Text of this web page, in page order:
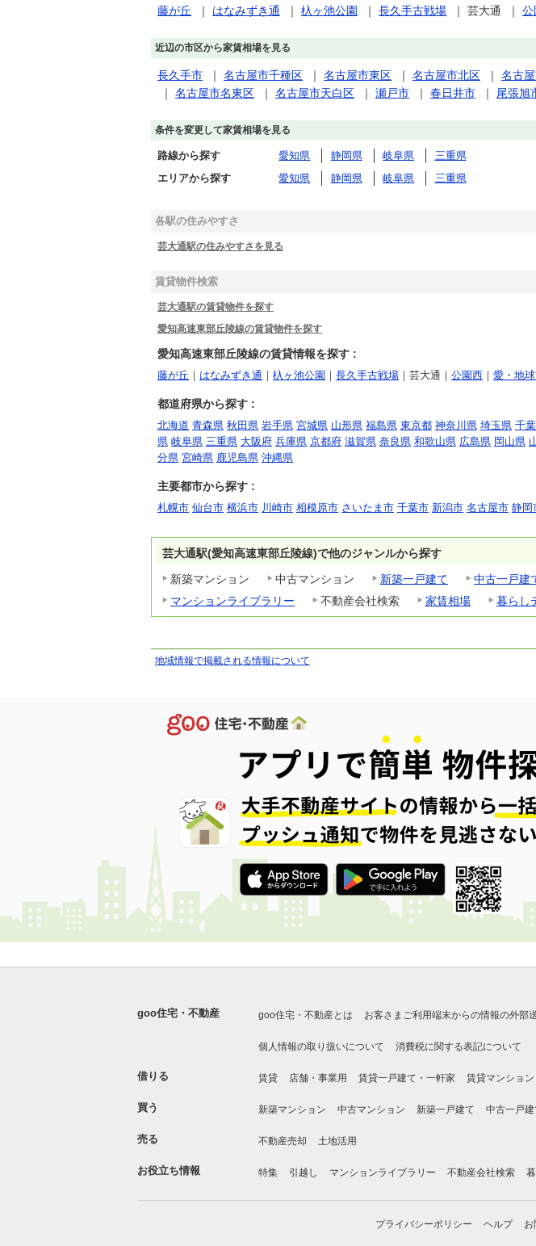
藤が丘 ｜ はなみずき通 ｜ 杁ヶ池公園 ｜ 長久手古戦場 ｜ 芸大通 ｜ 公
近辺の市区から家賃相場を見る
長久手市 ｜ 名古屋市千種区 ｜ 名古屋市東区 ｜ 名古屋市北区 ｜ 名古
｜ 名古屋市名東区 ｜ 名古屋市天白区 ｜ 瀬戸市 ｜ 春日井市 ｜ 尾張旭
条件を変更して家賃相場を見る
路線から探す 愛知県 静岡県 岐阜県
三重県
エリアから探す
愛知県 静岡県 岐阜県 三重県
各駅の住みやすさ
芸大通駅の住みやすさを見る
賃貸物件検索
芸大通駅の賃貸物件を探す
愛知高速東部丘陵線の賃貸物件を探す
愛知高速東部丘陵線の賃貸情報を探す :
藤が丘 ｜ はなみずき通 ｜ 杁ヶ池公園 ｜ 長久手古戦場 ｜芸大通｜ 公園西 ｜ 愛・地
都道府県から探す :
北海道 青森県 秋田県 岩手県 宮城県 山形県 福島県 東京都 神奈川県 埼玉県 千
県 岐阜県 三重県 大阪府 兵庫県 京都府 滋賀県 奈良県 和歌山県 広島県 岡山県
分県 宮崎県 鹿児島県 沖縄県
主要都市から探す :
札幌市 仙台市 横浜市 川崎市 相模原市 さいたま市 千葉市 新潟市 名古屋市 静岡
芸大通駅(愛知高速東部丘陵線)で他のジャンルから探す
新築マンション
中古マンション 新築一戸建て 中古一戸建
マンションライブラリー
不動産会社検索 家賃相場 暮らし
地域情報で掲載される情報について
goo住宅・不動産 goo住宅・不動産とは お客さまご利用端末からの情報の外部
個人情報の取り扱いについて 消費税に関する表記について
借りる 賃貸 店舗・事業用 賃貸一戸建て・一軒家 賃貸マンション
買う 新築マンション 中古マンション 新築一戸建て 中古一戸建
売る 不動産売却 土地活用
お役立ち情報 特集 引越し マンションライブラリー 不動産会社検索
プライバシーポリシー ヘルプ お